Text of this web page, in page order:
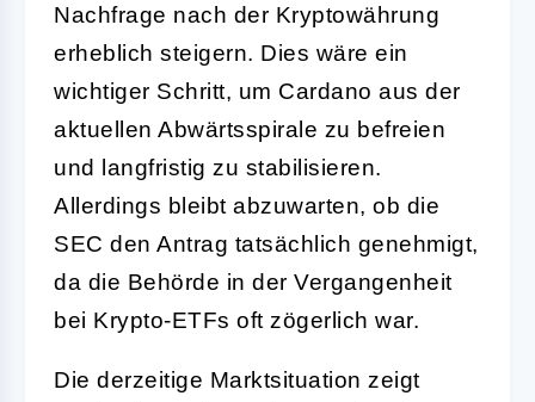
Nachfrage nach der Kryptowährung
erheblich steigern. Dies wäre ein
wichtiger Schritt, um Cardano aus der
aktuellen Abwärtsspirale zu befreien
und langfristig zu stabilisieren.
Allerdings bleibt abzuwarten, ob die
SEC den Antrag tatsächlich genehmigt,
da die Behörde in der Vergangenheit
bei Krypto-ETFs oft zögerlich war.
Die derzeitige Marktsituation zeigt